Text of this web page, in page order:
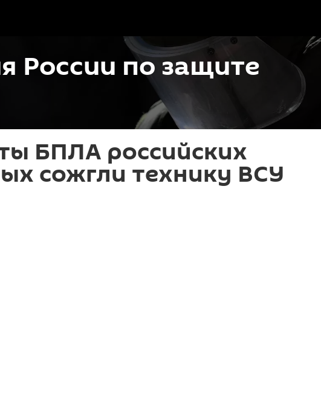
России по защите
БПЛА российских
сожгли технику ВСУ